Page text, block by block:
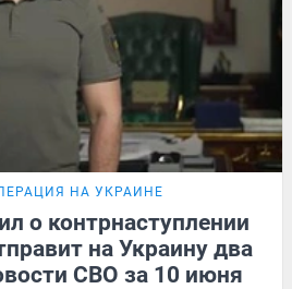
НА УКРАИНЕ
о контрнаступлении
на Украину два
СВО за 10 июня